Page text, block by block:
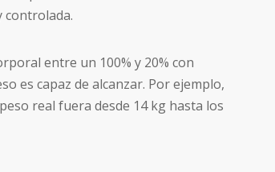
controlada.
entre un 100% y 20% con
es capaz de alcanzar. Por ejemplo,
real fuera desde 14 kg hasta los